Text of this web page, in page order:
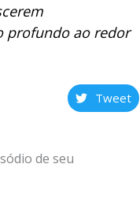
profundo ao redor
Tweet
de seu